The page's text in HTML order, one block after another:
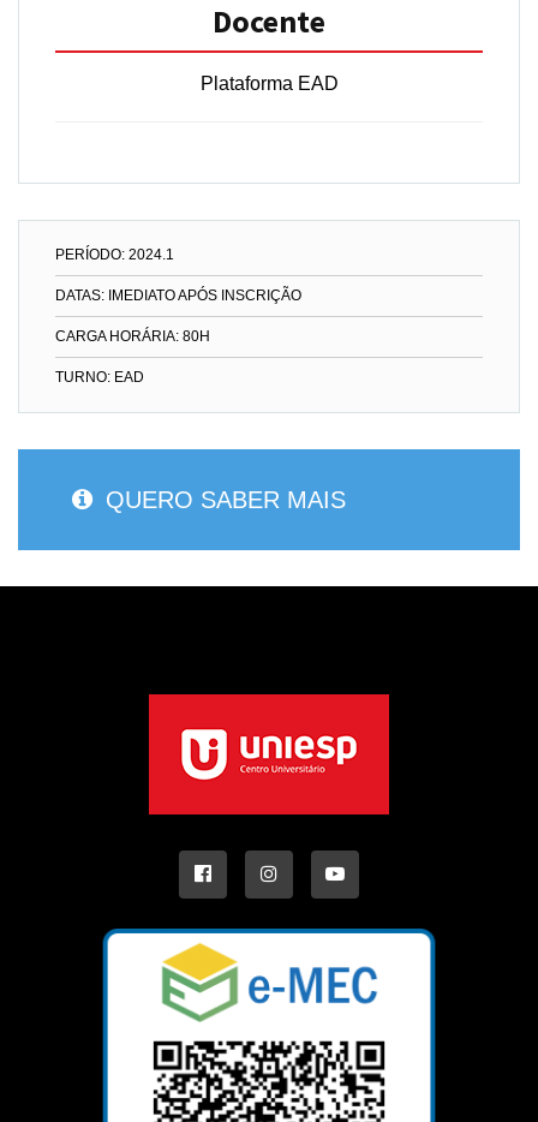
Docente
Plataforma EAD
PERÍODO: 2024.1
DATAS: IMEDIATO APÓS INSCRIÇÃO
CARGA HORÁRIA: 80H
TURNO: EAD
QUERO SABER MAIS